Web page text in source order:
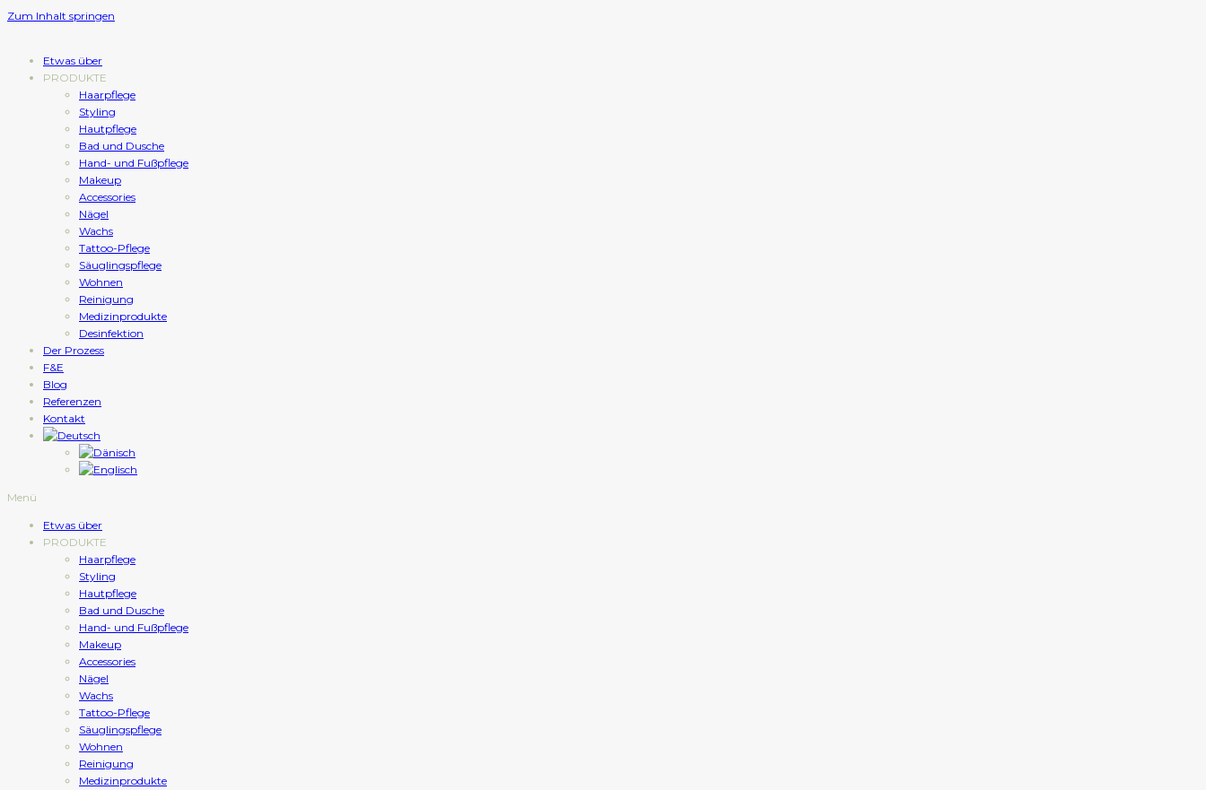
Zum Inhalt springen
Etwas über
PRODUKTE
Haarpflege
Styling
Hautpflege
Bad und Dusche
Hand- und Fußpflege
Makeup
Accessories
Nägel
Wachs
Tattoo-Pflege
Säuglingspflege
Wohnen
Reinigung
Medizinprodukte
Desinfektion
Der Prozess
F&E
Blog
Referenzen
Kontakt
Menü
Etwas über
PRODUKTE
Haarpflege
Styling
Hautpflege
Bad und Dusche
Hand- und Fußpflege
Makeup
Accessories
Nägel
Wachs
Tattoo-Pflege
Säuglingspflege
Wohnen
Reinigung
Medizinprodukte